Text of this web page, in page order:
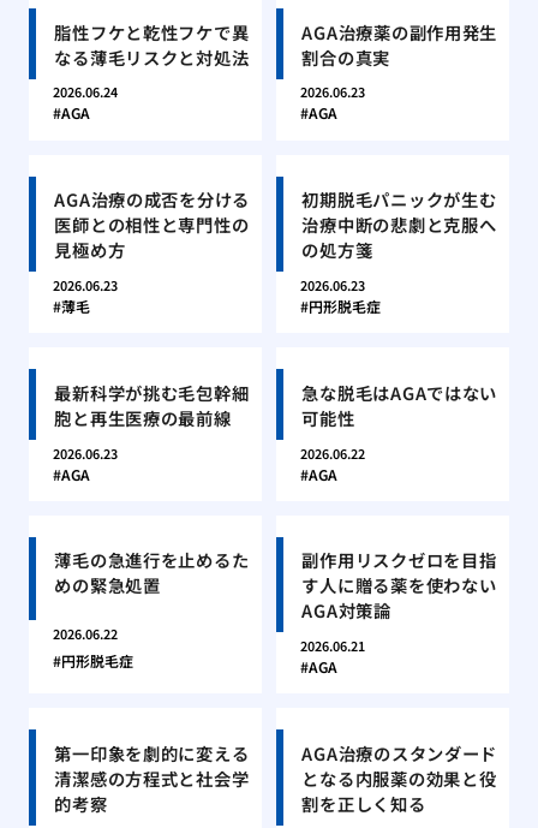
脂性フケと乾性フケで異
なる薄毛リスクと対処法
2026.06.24
AGA
AGA治療薬の副作用発生
割合の真実
2026.06.23
AGA
AGA治療の成否を分ける
医師との相性と専門性の
見極め方
2026.06.23
薄毛
初期脱毛パニックが生む
治療中断の悲劇と克服へ
の処方箋
2026.06.23
円形脱毛症
最新科学が挑む毛包幹細
胞と再生医療の最前線
2026.06.23
AGA
急な脱毛はAGAではない
可能性
2026.06.22
AGA
薄毛の急進行を止めるた
めの緊急処置
2026.06.22
円形脱毛症
副作用リスクゼロを目指
す人に贈る薬を使わない
AGA対策論
2026.06.21
AGA
第一印象を劇的に変える
清潔感の方程式と社会学
的考察
AGA治療のスタンダード
となる内服薬の効果と役
割を正しく知る